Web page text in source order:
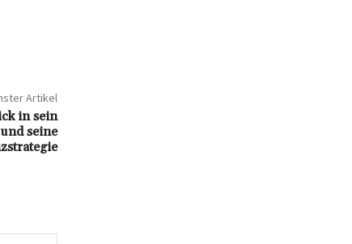
Artikel
in sein
seine